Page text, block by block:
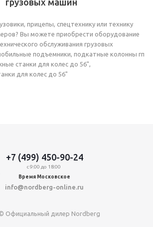
грузовых машин
прицепы, спецтехнику или технику
Вы можете приобрести оборудование
обслуживания грузовых
подъемники, подкатные колонны гп
станки для колес до 56",
для колес до 56"
+7 (499) 450-90-24
с 9:00 до 18:00
Время Московское
info@nordberg-online.ru
Официальный дилер Nordberg